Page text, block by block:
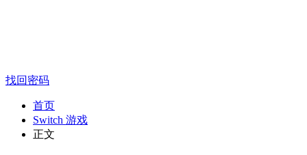
找回密码
首页
Switch 游戏
正文